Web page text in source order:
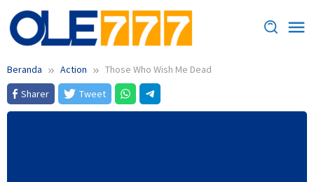
Loncat
ke
konten
Beranda Action
Those Who Wish Me Dead
Sharer
Tweet